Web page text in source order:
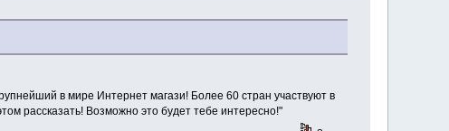
в мире Интернет магази! Более 60 стран участвуют в
рассказать! Возможно это будет тебе интересно!"